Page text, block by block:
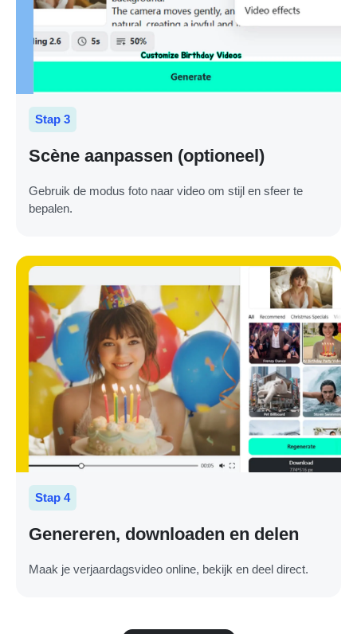
Stap 3
Scène aanpassen (optioneel)
Gebruik de modus foto naar video om stijl en sfeer te
bepalen.
Stap 4
Genereren, downloaden en delen
Maak je verjaardagsvideo online, bekijk en deel direct.